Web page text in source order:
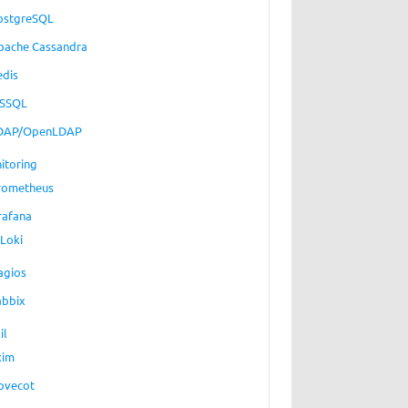
Cassandra
OpenLDAP
Loki